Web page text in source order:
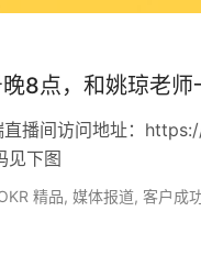
8点，和姚琼老师
直播间访问地址：
见下图
精品, 媒体报道, 客户成